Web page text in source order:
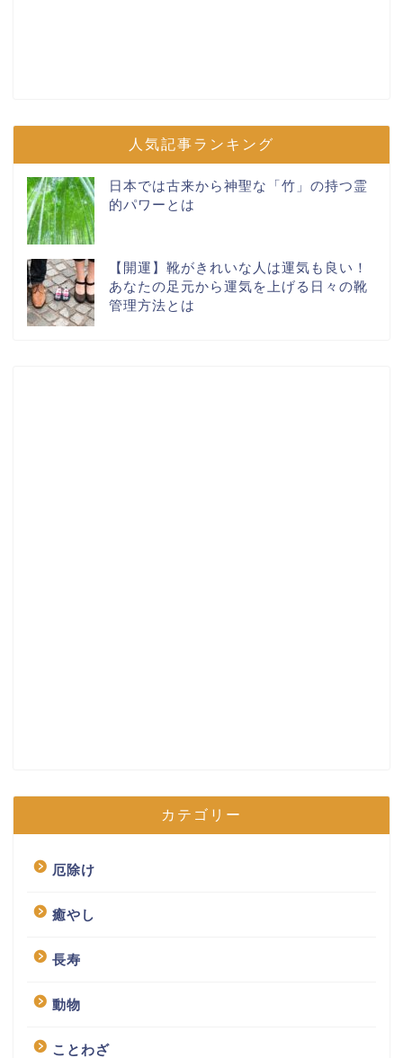
人気記事ランキング
日本では古来から神聖な「竹」の持つ霊
的パワーとは
【開運】靴がきれいな人は運気も良い！
あなたの足元から運気を上げる日々の靴
管理方法とは
カテゴリー
厄除け
癒やし
長寿
動物
ことわざ